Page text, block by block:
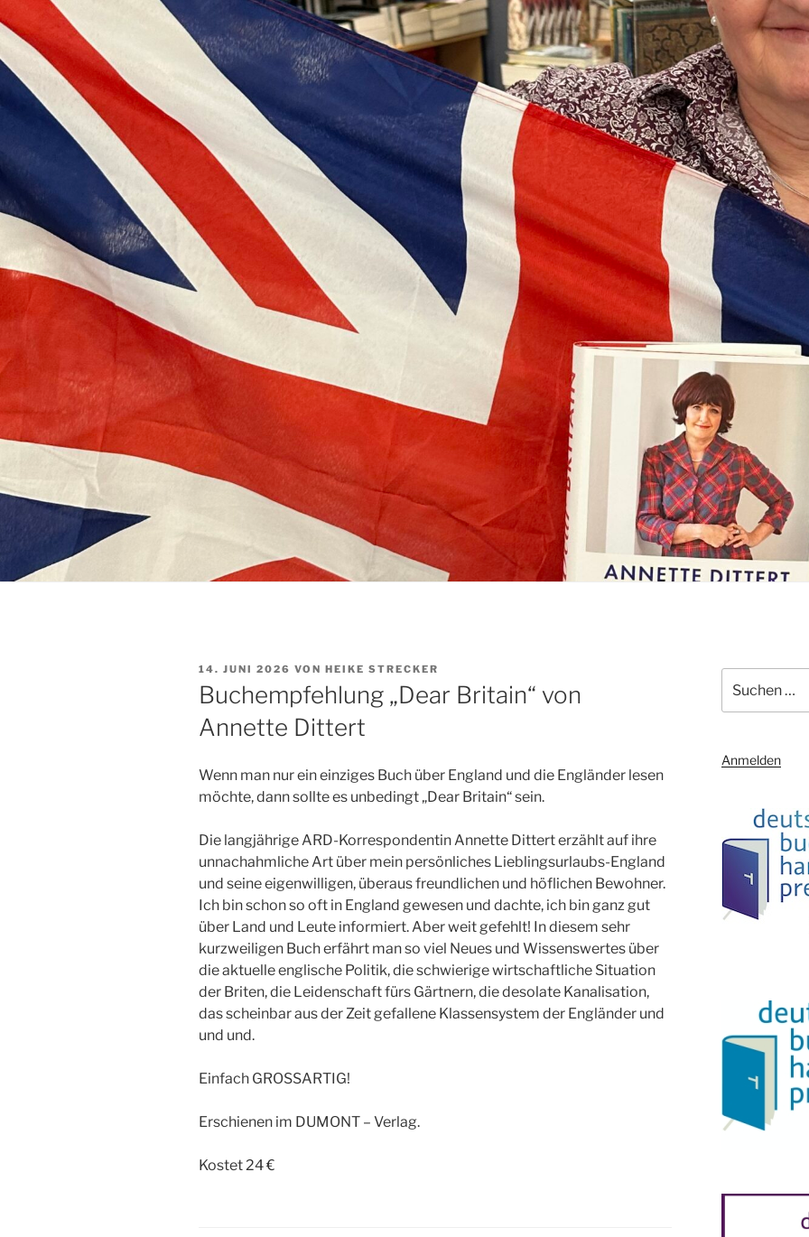
VERÖFFENTLICHT
AM
14. JUNI 2026 VON HEIKE STRECKER
Buchempfehlung „Dear Britain“ von
Annette Dittert
Wenn man nur ein einziges Buch über England und die Engländer lesen
möchte, dann sollte es unbedingt „Dear Britain“ sein.
Die langjährige ARD-Korrespondentin Annette Dittert erzählt auf ihre
unnachahmliche Art über mein persönliches Lieblingsurlaubs-England
und seine eigenwilligen, überaus freundlichen und höflichen Bewohner.
Ich bin schon so oft in England gewesen und dachte, ich bin ganz gut
über Land und Leute informiert. Aber weit gefehlt! In diesem sehr
kurzweiligen Buch erfährt man so viel Neues und Wissenswertes über
die aktuelle englische Politik, die schwierige wirtschaftliche Situation
der Briten, die Leidenschaft fürs Gärtnern, die desolate Kanalisation,
das scheinbar aus der Zeit gefallene Klassensystem der Engländer und
und und.
Einfach GROSSARTIG!
Erschienen im DUMONT – Verlag.
Kostet 24 €
nach:
Anmelden